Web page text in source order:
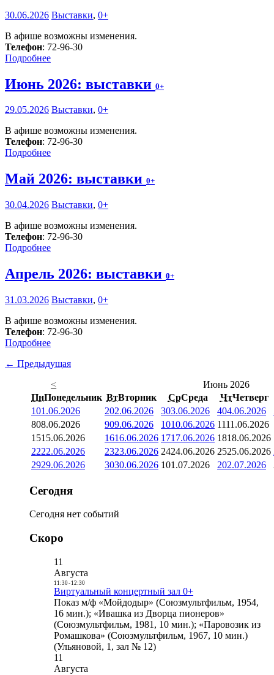
30.06.2026 Выставки, 0+
В афише возможны изменения.
Телефон: 72-96-30
Подробнее
Июнь 2026: выставки 0+
29.05.2026 Выставки, 0+
В афише возможны изменения.
Телефон: 72-96-30
Подробнее
Май 2026: выставки 0+
30.04.2026 Выставки, 0+
В афише возможны изменения.
Телефон: 72-96-30
Подробнее
Апрель 2026: выставки 0+
31.03.2026 Выставки, 0+
В афише возможны изменения.
Телефон: 72-96-30
Подробнее
← Предыдущая
<
Июнь 2026
ПнПонедельник ВтВторник СрСреда ЧтЧетверг
101.06.2026 202.06.2026 303.06.2026 404.06.2026
808.06.2026 909.06.2026 1010.06.2026 1111.06.2026
1515.06.2026 1616.06.2026 1717.06.2026 1818.06.2026
2222.06.2026 2323.06.2026 2424.06.2026 2525.06.2026
2929.06.2026 3030.06.2026 101.07.2026 202.07.2026
Сегодня
Сегодня нет событий
Скоро
11
Августа
11:30- 12:30
Виртуальный концертный зал 0+
Показ м/ф «Мойдодыр» (Союзмультфильм, 1954,
16 мин.); «Ивашка из Дворца пионеров»
(Союзмультфильм, 1981, 10 мин.); «Паровозик из
Ромашкова» (Союзмультфильм, 1967, 10 мин.)
(Ульяновой, 1, зал № 12)
11
Августа